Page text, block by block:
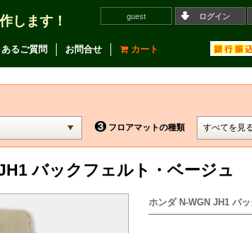
します！ guest ログイン
るご質問 お問合せ カート
フロアマットの種類
バックフェルト・ベージュ
ホンダ N-WGN JH1 バ